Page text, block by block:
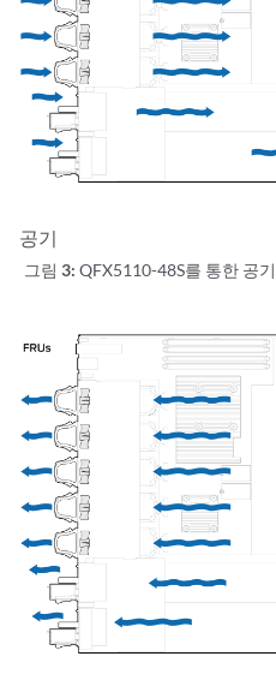
공기
그림 3: QFX5110-48S를 통한 공